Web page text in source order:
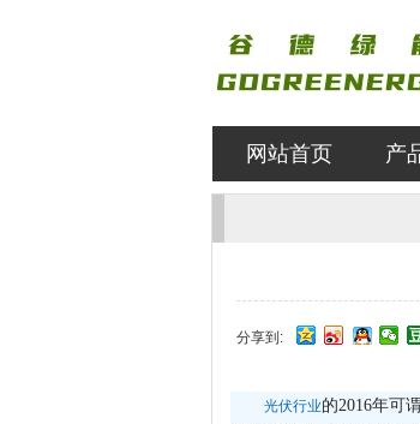
网站首页 产
分享到:
光伏行业的2016年可